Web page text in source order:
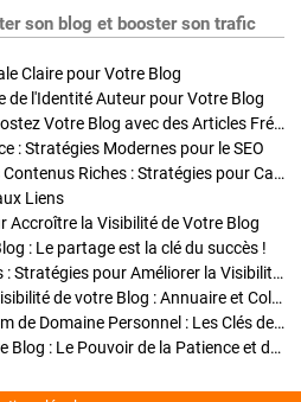
son blog et booster son trafic
Claire pour Votre Blog
de l'Identité Auteur pour Votre Blog
Stratégies de Publication : Boostez Votre Blog avec des Articles Fréquents et Exclusifs
: Stratégies Modernes pour le SEO
Enrichir Vos Articles avec des Contenus Riches : Stratégies pour Captiver et Optimiser
Liens
Accroître la Visibilité de Votre Blog
: Le partage est la clé du succès !
Optimisation SEO des Articles : Stratégies pour Améliorer la Visibilité de Votre Blog
Stratégies pour améliorer la visibilité de votre Blog : Annuaire et Collaborations
Pourquoi Investir dans un Nom de Domaine Personnel : Les Clés de la Réussite de Votre Blog
Comment Faire Émerger Votre Blog : Le Pouvoir de la Patience et de la Persévérance